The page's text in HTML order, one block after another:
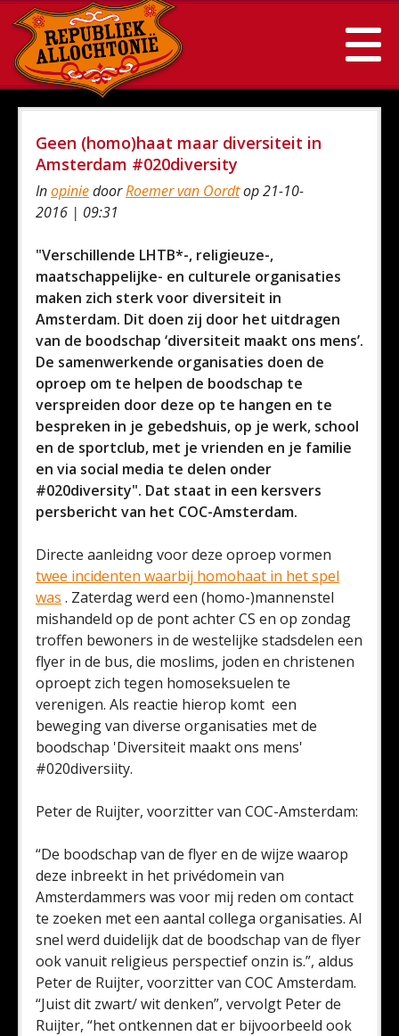
Geen (homo)haat maar diversiteit in
Amsterdam #020diversity
InopiniedoorRoemer van Oordtop 21-10-
2016 | 09:31
"Verschillende LHTB*-, religieuze-,
maatschappelijke- en culturele organisaties
maken zich sterk voor diversiteit in
Amsterdam. Dit doen zij door het uitdragen
van de boodschap ‘diversiteit maakt ons mens’.
De samenwerkende organisaties doen de
oproep om te helpen de boodschap te
verspreiden door deze op te hangen en te
bespreken in je gebedshuis, op je werk, school
en de sportclub, met je vrienden en je familie
en via social media te delen onder
#020diversity". Dat staat in een kersvers
persbericht van het COC-Amsterdam.
Directe aanleidng voor deze oproep vormen
twee incidenten waarbij homohaat in het spel
was . Zaterdag werd een (homo-)mannenstel
mishandeld op de pont achter CS en op zondag
troffen bewoners in de westelijke stadsdelen een
flyer in de bus, die moslims, joden en christenen
oproept zich tegen homoseksuelen te
verenigen. Als reactie hierop komt een
beweging van diverse organisaties met de
boodschap 'Diversiteit maakt ons mens'
#020diversiity.
Peter de Ruijter, voorzitter van COC-Amsterdam:
“De boodschap van de flyer en de wijze waarop
deze inbreekt in het privédomein van
Amsterdammers was voor mij reden om contact
te zoeken met een aantal collega organisaties. Al
snel werd duidelijk dat de boodschap van de flyer
ook vanuit religieus perspectief onzin is.”, aldus
Peter de Ruijter, voorzitter van COC Amsterdam.
“Juist dit zwart/ wit denken”, vervolgt Peter de
Ruijter, “het ontkennen dat er bijvoorbeeld ook